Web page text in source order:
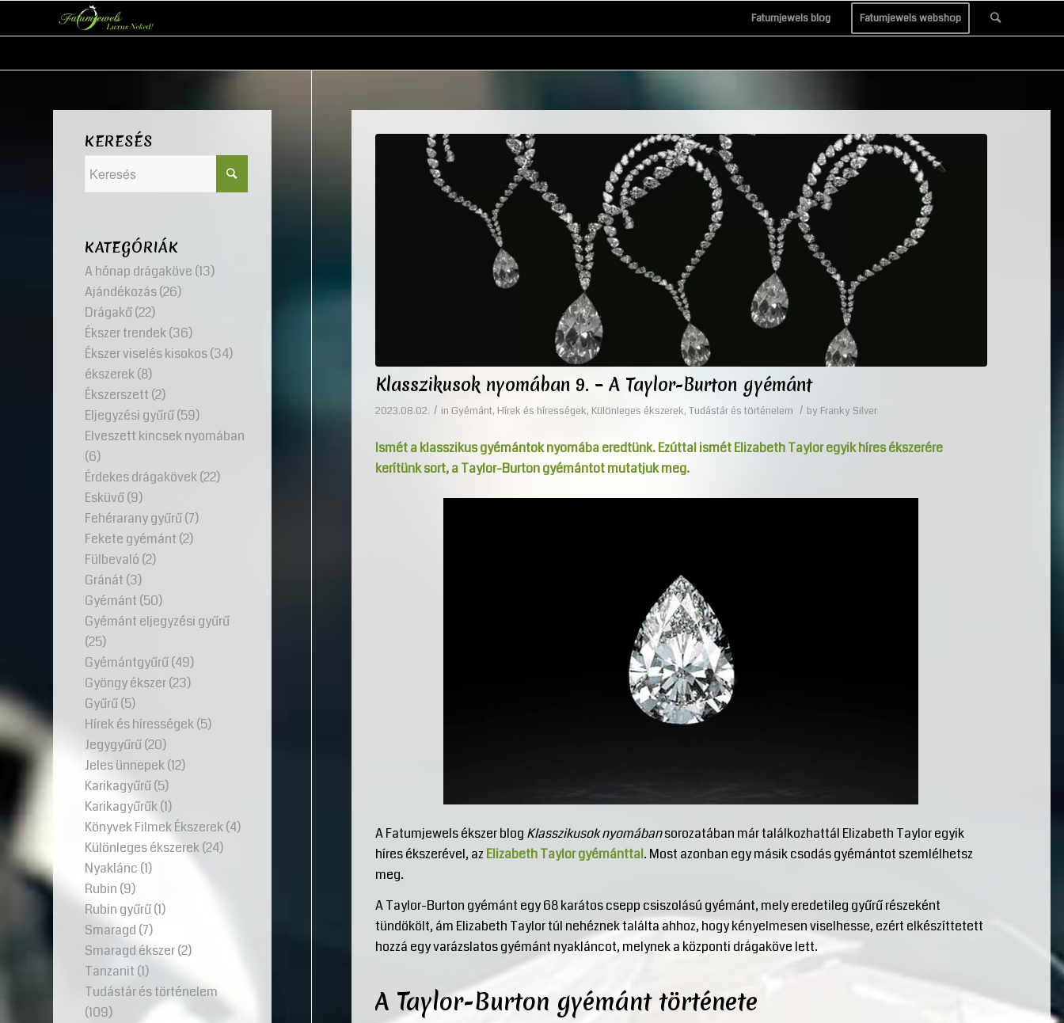
Fatumjewels blog Fatumjewels webshop
Klasszikusok nyomában 9. – A Taylor-Burton gyémánt
2023.08.02. / in Gyémánt, Hírek és hírességek, Különleges ékszerek, Tudástár és történelem / by Franky Silver
Ismét a klasszikus gyémántok nyomába eredtünk. Ezúttal ismét Elizabeth Taylor egyik híres ékszerére
kerítünk sort, a Taylor-Burton gyémántot mutatjuk meg.
A Fatumjewels ékszer blog Klasszikusok nyomábansorozatában már találkozhattál Elizabeth Taylor egyik
híres ékszerével, az Elizabeth Taylor gyémánttal. Most azonban egy másik csodás gyémántot szemlélhetsz
meg.
A Taylor-Burton gyémánt egy 68 karátos csepp csiszolású gyémánt, mely eredetileg gyűrű részeként
tündökölt, ám Elizabeth Taylor túl nehéznek találta ahhoz, hogy kényelmesen viselhesse, ezért elkészíttetett
hozzá egy varázslatos gyémánt nyakláncot, melynek a központi drágaköve lett.
A Taylor-Burton gyémánt története
KERESÉS
KATEGÓRIÁK
A hónap drágaköve (13)
Ajándékozás(26)
Drágakő(22)
Ékszer trendek(36)
Ékszer viselés kisokos(34)
ékszerek(8)
Ékszerszett (2)
Eljegyzési gyűrű(59)
Elveszett kincsek nyomában
(6)
Érdekes drágakövek(22)
Esküvő(9)
Fehérarany gyűrű(7)
Fekete gyémánt (2)
Fülbevaló (2)
Gránát (3)
Gyémánt (50)
Gyémánt eljegyzési gyűrű
(25)
Gyémántgyűrű(49)
Gyöngy ékszer(23)
Gyűrű(5)
Hírek és hírességek(5)
Jegygyűrű(20)
Jeles ünnepek(12)
Karikagyűrű(5)
Karikagyűrűk(1)
Könyvek Filmek Ékszerek(4)
Különleges ékszerek(24)
Nyaklánc (1)
Rubin (9)
Rubin gyűrű(1)
Smaragd (7)
Smaragd ékszer(2)
Tanzanit (1)
Tudástár és történelem
(109)